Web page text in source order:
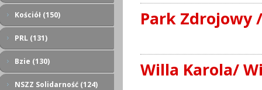
Kościół (150)
PRL (131)
Bzie (130)
NSZZ Solidarność (124)
Park Zdrojowy
Willa Karola/